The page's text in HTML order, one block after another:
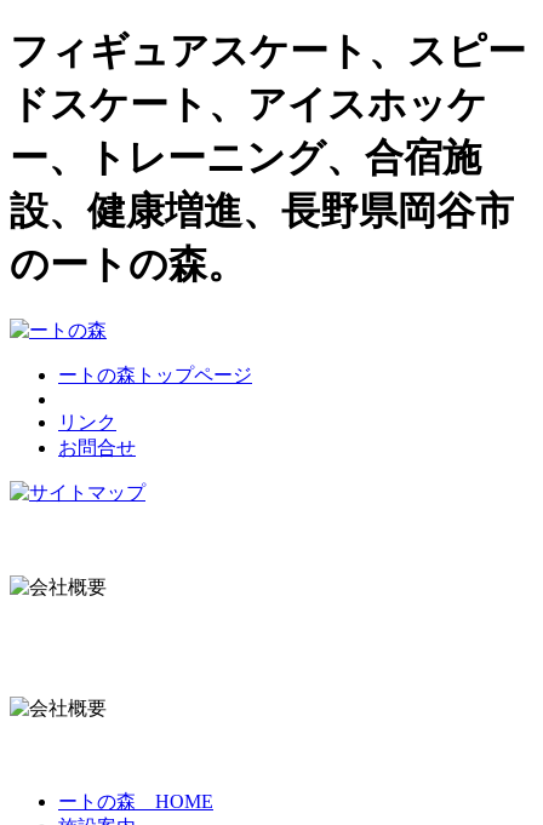
フィギュアスケート、スピー
ドスケート、アイスホッケ
ー、トレーニング、合宿施
設、健康増進、長野県岡谷市
のートの森。
ートの森トップページ
リンク
お問合せ
ートの森 HOME